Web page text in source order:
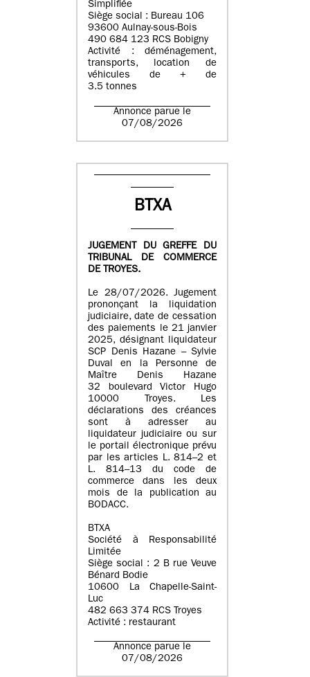
Simplifiée
Siège social : Bureau 106
93600 Aulnay-sous-Bois
490 684 123 RCS Bobigny
Activité : déménagement,
transports, location de
véhicules de + de
3.5 tonnes
Annonce parue le
07/08/2026
BTXA
JUGEMENT DU GREFFE DU
TRIBUNAL DE COMMERCE
DE TROYES.
Le 28/07/2026. Jugement
prononçant la liquidation
judiciaire, date de cessation
des paiements le 21 janvier
2025, désignant liquidateur
SCP Denis Hazane – Sylvie
Duval en la Personne de
Maître Denis Hazane
32 boulevard Victor Hugo
10000 Troyes. Les
déclarations des créances
sont à adresser au
liquidateur judiciaire ou sur
le portail électronique prévu
par les articles L. 814–2 et
L. 814–13 du code de
commerce dans les deux
mois de la publication au
BODACC.
BTXA
Société à Responsabilité
Limitée
Siège social : 2 B rue Veuve
Bénard Bodie
10600 La Chapelle-Saint-
Luc
482 663 374 RCS Troyes
Activité : restaurant
Annonce parue le
07/08/2026